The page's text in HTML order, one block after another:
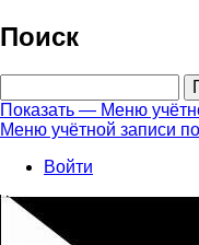
Перейти
к
основному
Поиск
Меню
учётной
записи
пользователя
Показать — Меню
Меню учётной записи
Войти